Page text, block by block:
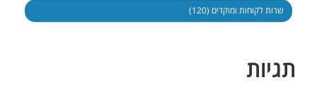
שרות לקוחות ומוקדים (120)
תגיות